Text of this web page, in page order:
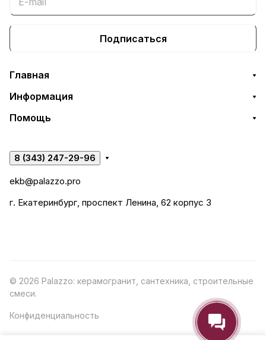
Подписаться
Главная
Информация
Помощь
8 (343) 247-29-96
ekb@palazzo.pro
г. Екатеринбург, проспект Ленина, 62 корпус 3
© 2026 Palazzo: керамогранит, сантехника, строительные
смеси.
Конфиденциальность